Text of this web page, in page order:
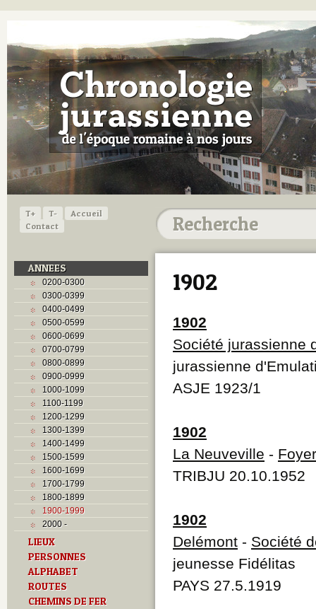
T+ T-
Accueil
Contact
ANNEES
0200-0300
0300-0399
0400-0499
0500-0599
0600-0699
0700-0799
0800-0899
0900-0999
1000-1099
1100-1199
1200-1299
1300-1399
1400-1499
1500-1599
1600-1699
1700-1799
1800-1899
1900-1999
2000 -
LIEUX
PERSONNES
ALPHABET
ROUTES
CHEMINS DE FER
1902
1902
Société jurassienne
jurassienne
ASJE 1923/1
1902
La Neuveville -
TRIBJU 20.10.1952
1902
Delémont - Société
jeunesse Fidélitas
PAYS 27.5.1919